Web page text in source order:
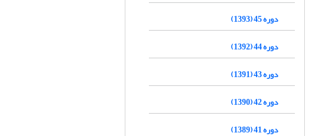
دوره 45 (1393)
دوره 44 (1392)
دوره 43 (1391)
دوره 42 (1390)
دوره 41 (1389)